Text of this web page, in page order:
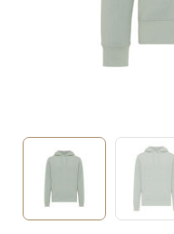
Zomerpakketten